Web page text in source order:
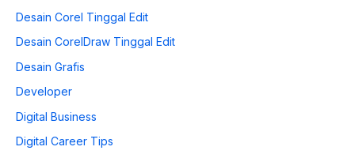
Desain Corel Tinggal Edit
Desain CorelDraw Tinggal Edit
Desain Grafis
Developer
Digital Business
Digital Career Tips